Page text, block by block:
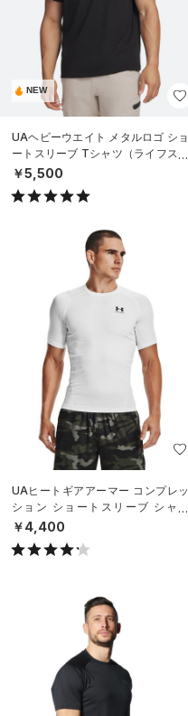
NEW
UAヘビーウエイト メタルロゴ ショ
ートスリーブ Tシャツ（ライフスタ
イル/MEN）
￥5,500
UAヒートギアアーマー コンプレッ
ション ショートスリーブ シャツ
（トレーニング/MEN）
￥4,400